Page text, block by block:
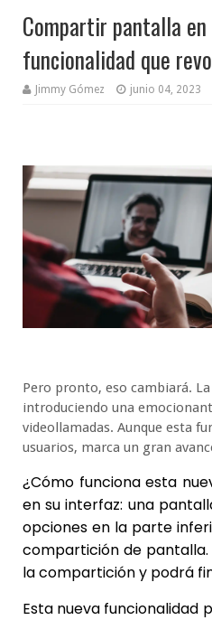
Compartir pantalla
funcionalidad que
Jimmy Gómez junio 04, 2023
Pero pronto, eso cambiará.
introduciendo una
videollamadas. Aunque esta
usuarios, marca un gran
¿Cómo funciona esta
en su interfaz: una
opciones en la parte
compartición de
la compartición y podrá
Esta nueva funcionalidad